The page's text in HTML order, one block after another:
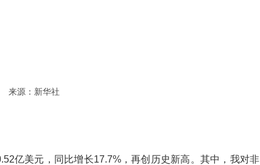
来源：新华社
亿美元，同比增长17.7%，再创历史新高。其中，我对非